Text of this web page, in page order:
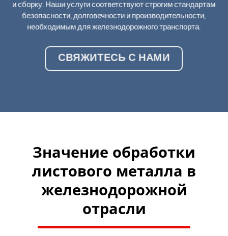
и сборку. Наши услуги соответствуют строгим стандартам
безопасности, долговечности и производительности,
необходимым для железнодорожного транспорта.
СВЯЖИТЕСЬ С НАМИ
Значение обработки
листового металла в
железнодорожной
отрасли